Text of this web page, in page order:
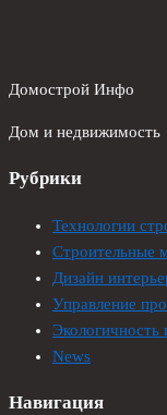
Домострой Инфо
Дом и недвижимость
Рубрики
Технологии
Строительные
Дизайн
Управление
Экологичность
News
Навигация